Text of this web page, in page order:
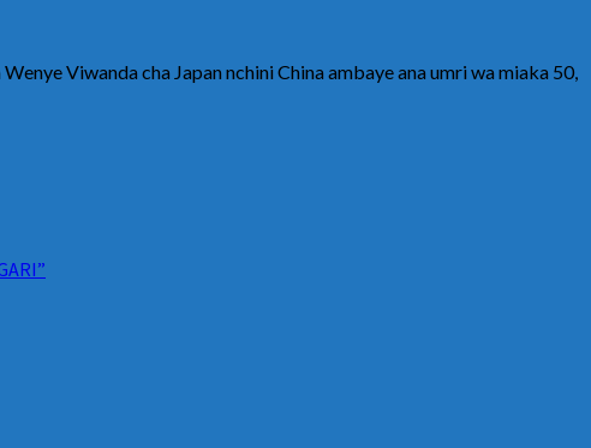
Viwanda cha Japan nchini China ambaye ana umri wa miaka 50,